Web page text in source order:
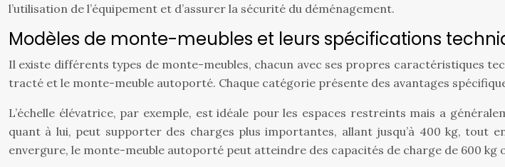
l’utilisation de l’équipement et d’assurer la sécurité du déménagement.
Modèles de monte-meubles et leurs spécifications
Il existe différents types de monte-meubles, chacun avec ses propres caractéristiques
tracté et le monte-meuble autoporté. Chaque catégorie présente des avantages
L’échelle élévatrice, par exemple, est idéale pour les espaces restreints mais a
quant à lui, peut supporter des charges plus importantes, allant jusqu’à 400 kg, tout
envergure, le monte-meuble autoporté peut atteindre des capacités de charge de 600 kg